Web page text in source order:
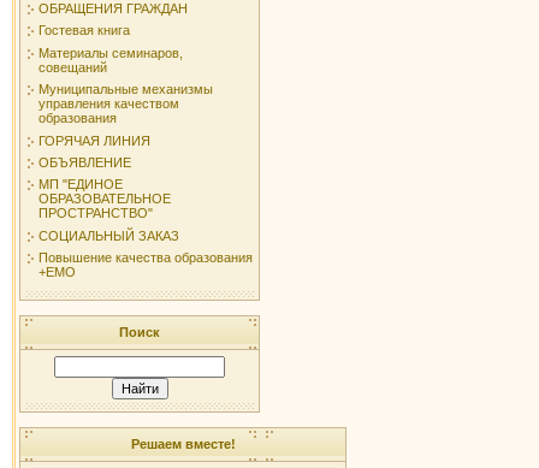
ОБРАЩЕНИЯ ГРАЖДАН
Гостевая книга
Материалы семинаров,
совещаний
Муниципальные механизмы
управления качеством
образования
ГОРЯЧАЯ ЛИНИЯ
ОБЪЯВЛЕНИЕ
МП "ЕДИНОЕ
ОБРАЗОВАТЕЛЬНОЕ
ПРОСТРАНСТВО"
СОЦИАЛЬНЫЙ ЗАКАЗ
Повышение качества образования
+ЕМО
Поиск
Решаем вместе!